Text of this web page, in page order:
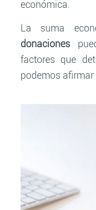
económica.
La suma
donaciones
factores que
podemos